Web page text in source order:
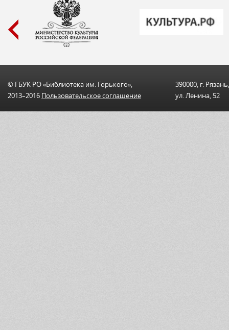
© ГБУК РО «Библиотека им. Горького»,
2013–2016 Пользовательскоe соглашениe
390000, г. Рязань,
ул. Ленина, 52